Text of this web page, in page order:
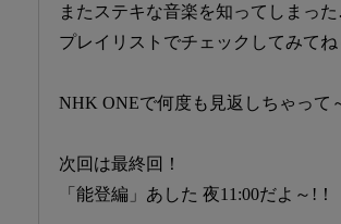
またステキな音楽を知ってしまっ
プレイリストでチェックしてみてね
NHK ONEで何度も見返しちゃって
次回は最終回！
「能登編」あした 夜11:00だよ～!！